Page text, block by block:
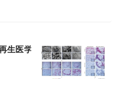
生医学，脂肪组织直接培育三